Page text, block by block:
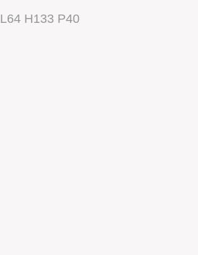
L64 H133 P40